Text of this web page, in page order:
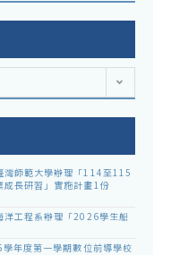
灣師範大學辦理「114至115
長研習」實施計畫1份
洋工程系辦理「2026學生船
年度第一學期數位前導學校